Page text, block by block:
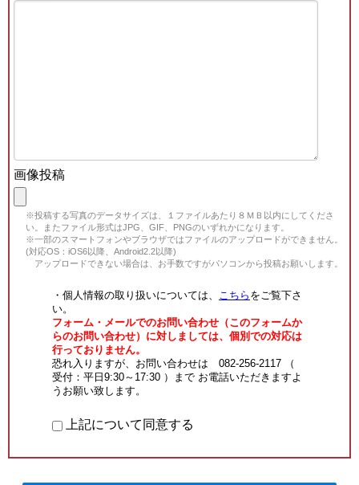
画像投稿
※投稿する写真のデータサイズは、１ファイルあたり８ＭＢ以内にしてくださ
い。またファイル形式はJPG、GIF、PNGのいずれかになります。
※一部のスマートフォンやブラウザではファイルのアップロードができません。
(対応OS：iOS6以降、Android2.2以降)
アップロードできない場合は、お手数ですがパソコンから投稿お願いします。
・個人情報の取り扱いについては、 こちら をご覧下さ
い。
フォーム・メールでのお問い合わせ（このフォームか
らのお問い合わせ）に対しましては、個別での対応は
行っておりません。
恐れ入りますが、お問い合わせは 082-256-2117 （
受付：平日9:30～17:30 ）まで お電話いただきますよ
うお願い致します。
上記について同意する